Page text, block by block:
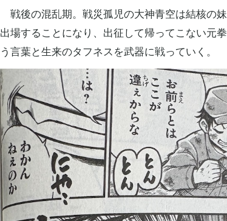
戦後の混乱期。戦災孤児の大神青空は結核の
出場することになり、出征して帰ってこない元
う言葉と生来のタフネスを武器に戦っていく。